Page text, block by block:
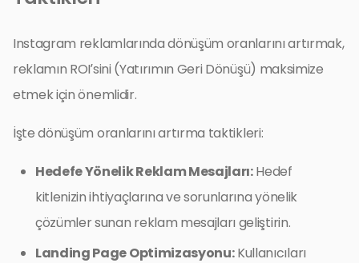
Instagram reklamlarında dönüşüm oranlarını artırmak,
reklamın ROI’sini (Yatırımın Geri Dönüşü) maksimize
etmek için önemlidir.
İşte dönüşüm oranlarını artırma taktikleri:
Hedefe Yönelik Reklam Mesajları:Hedef
kitlenizin ihtiyaçlarına ve sorunlarına yönelik
çözümler sunan reklam mesajları geliştirin.
Landing Page Optimizasyonu:Kullanıcıları